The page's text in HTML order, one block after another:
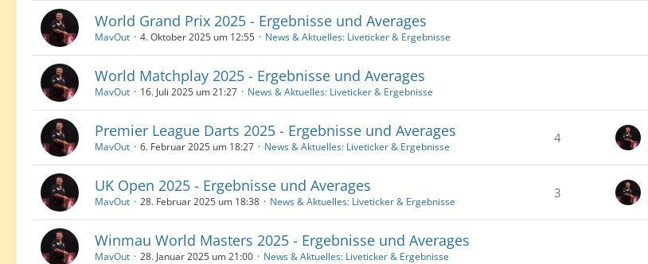
World Grand Prix 2025 - Ergebnisse und Averages
MavOut 4. Oktober 2025 um 12:55 News & Aktuelles: Liveticker & Ergebnisse
World Matchplay 2025 - Ergebnisse und Averages
MavOut 16. Juli 2025 um 21:27 News & Aktuelles: Liveticker & Ergebnisse
Premier League Darts 2025 - Ergebnisse und Averages
MavOut 6. Februar 2025 um 18:27 News & Aktuelles: Liveticker & Ergebnisse
4
UK Open 2025 - Ergebnisse und Averages
MavOut 28. Februar 2025 um 18:38 News & Aktuelles: Liveticker & Ergebnisse
3
Winmau World Masters 2025 - Ergebnisse und Averages
MavOut 28. Januar 2025 um 21:00 News & Aktuelles: Liveticker & Ergebnisse